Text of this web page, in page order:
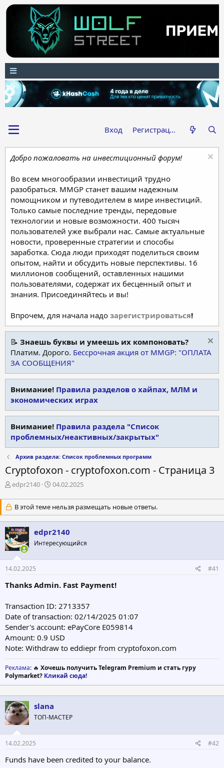
Вход Регистрация
Добро пожаловать на инвестиционный форум!
Во всем многообразии инвестиций трудно
разобраться. MMGP станет вашим надежным
помощником и путеводителем в мире инвестиций.
Только самые последние тренды, передовые
технологии и новые возможности. 400 тысяч
пользователей уже выбрали нас. Самые актуальные
новости, проверенные стратегии и способы
заработка. Сюда люди приходят поделиться своим
опытом, найти и обсудить новые перспективы. 16
миллионов сообщений, оставленных нашими
пользователями, содержат их бесценный опыт и
знания. Присоединяйтесь и вы!
Впрочем, для начала надо зарегистрироваться!
📝 Знаешь буквы и умеешь их компоновать?
Платим. Дорого. Бессрочная акция от MMGP: "ОПЛАТА
ЗА СООБЩЕНИЯ"
Внимание! Правила разделов о хайпах, МЛМ и
экономических играх
Внимание! Правила раздела "Список
проблемных/неактивных/закрытых"
Архив раздела: Список проблемных программ
Cryptofoxon - cryptofoxon.com - Страница 3
А
т
о
р
т
е
м
ы
edpr2140
Д
т
а
н
а
ч
а
04.02.2025
В этой теме нельзя размещать новые ответы.
edpr2140
Интересующийся
14.02.2025 #41
Thanks Admin. Fast Payment!
Transaction ID: 2713357
Date of transaction: 02/14/2025 01:07
Sender's account: ePayCore E059814
Amount: 0.9 USD
Note: Withdraw to eddiepr from cryptofoxon.com
Реклама: 🔥 Хочешь получить Telegram Premium и стать гуру
Polymarket? Кликай сюда!
slana
ТОП-МАСТЕР
14.02.2025 #42
Funds have been credited to your balance.